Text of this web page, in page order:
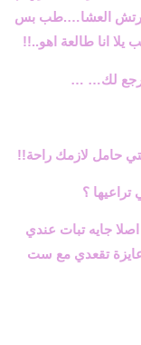
العشا….طب بس
انا طالعة اهو..!!
لك… …
حامل لازمك راحة!!
؟
جايه تبات عندي
تقعدي مع ست